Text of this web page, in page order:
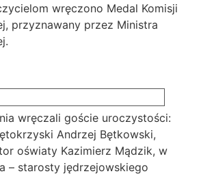
wręczono Medal Komisji
przyznawany przez Ministra
wręczali goście uroczystości:
Andrzej Bętkowski,
oświaty Kazimierz Mądzik, w
– starosty jędrzejowskiego